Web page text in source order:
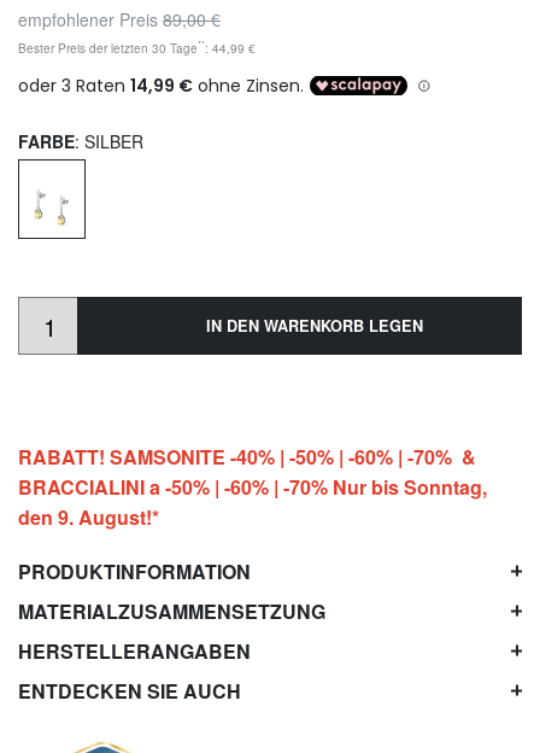
empfohlener Preis 89,00 €
Bester Preis der letzten 30 Tage**: 44,99 €
FARBE: SILBER
IN DEN WARENKORB LEGEN
RABATT! SAMSONITE -40% | -50% | -60% | -70% &
BRACCIALINI a -50% | -60% | -70% Nur bis Sonntag,
den 9. August!*
PRODUKTINFORMATION
MATERIALZUSAMMENSETZUNG
HERSTELLERANGABEN
ENTDECKEN SIE AUCH